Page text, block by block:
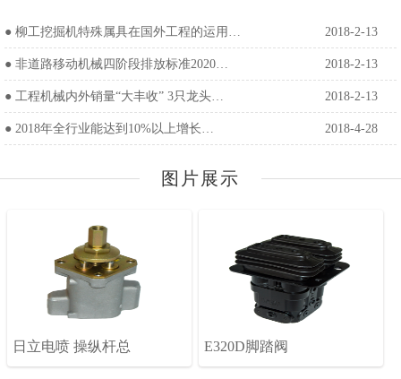
● 柳工挖掘机特殊属具在国外工程的运用… 2018-2-13
● 非道路移动机械四阶段排放标准2020… 2018-2-13
● 工程机械内外销量“大丰收” 3只龙头… 2018-2-13
● 2018年全行业能达到10%以上增长… 2018-4-28
图片展示
日立电喷 操纵杆总 E320D脚踏阀